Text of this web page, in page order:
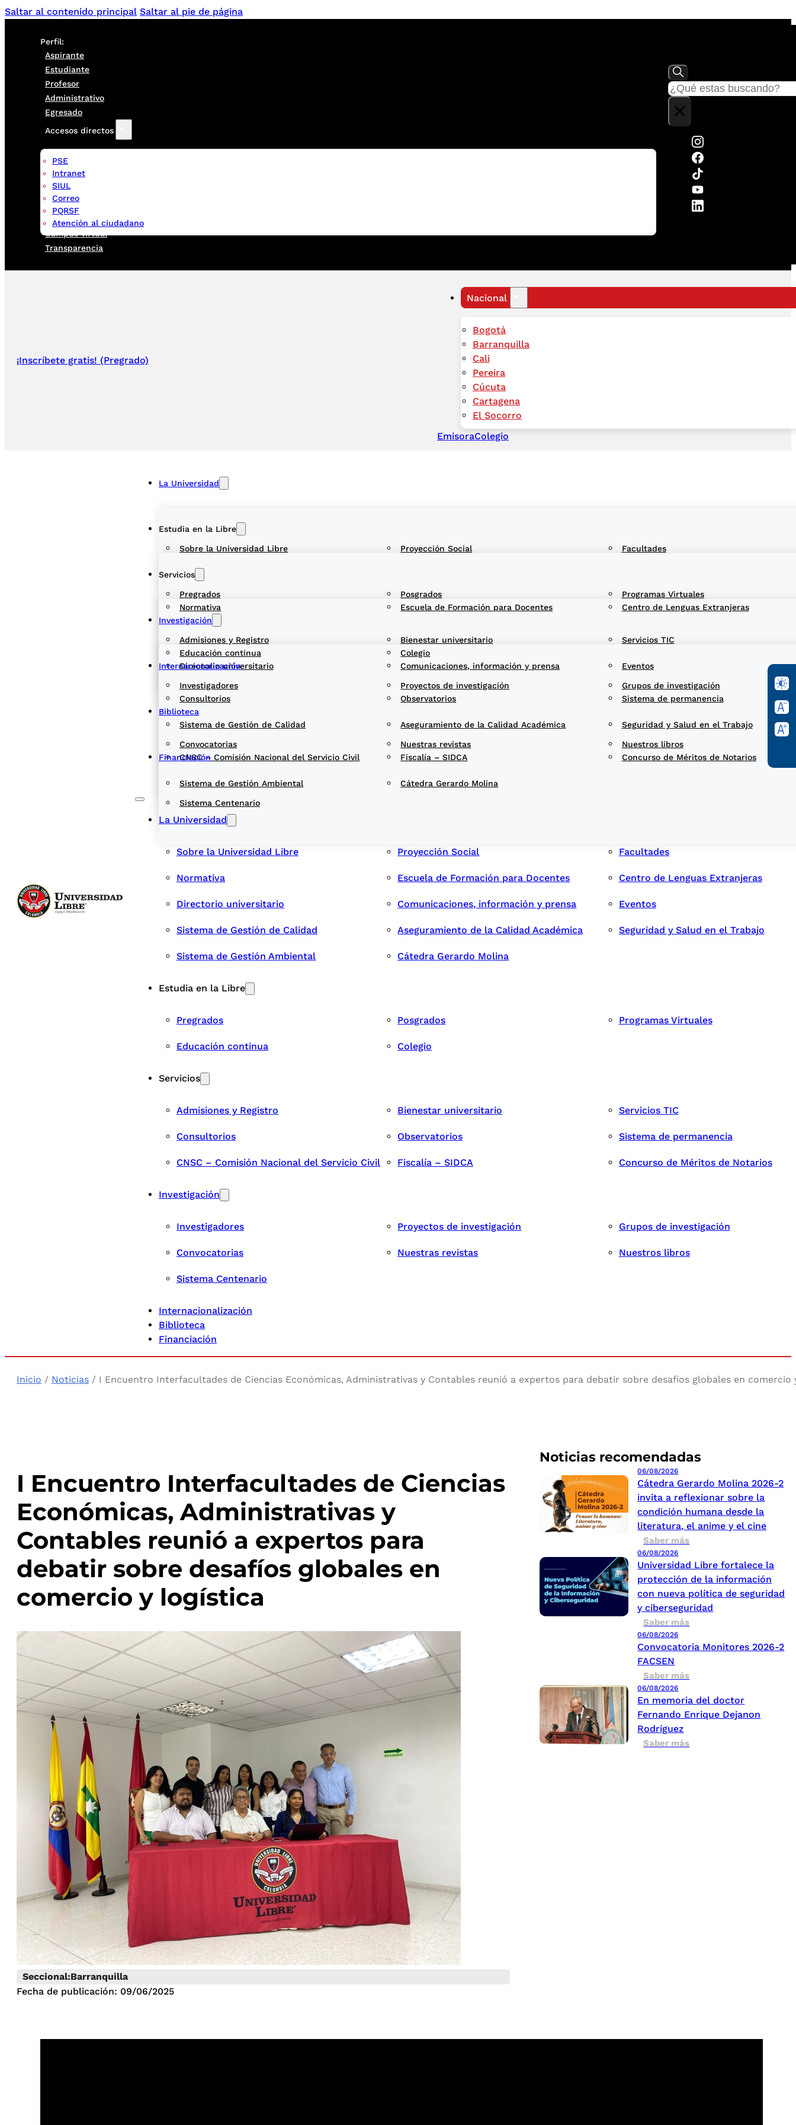
Saltar al contenido principal Saltar al pie de página
Perfil:
Aspirante
Estudiante
Profesor
Administrativo
Egresado
Accesos directos
PSE
Intranet
SIUL
Correo
PQRSF
Atención al ciudadano
Campus virtual
Transparencia
Buscar
×
¡Inscríbete gratis! (Pregrado)
Nacional
Bogotá
Barranquilla
Cali
Pereira
Cúcuta
Cartagena
El Socorro
EmisoraColegio
La Universidad
Sobre la Universidad Libre Proyección Social Facultades
Normativa Escuela de Formación para Docentes Centro de Lenguas Extranjeras
Directorio universitario Comunicaciones, información y prensa Eventos
Sistema de Gestión de Calidad Aseguramiento de la Calidad Académica Seguridad y Salud en el Trabajo
Sistema de Gestión Ambiental Cátedra Gerardo Molina
Estudia en la Libre
Pregrados Posgrados Programas Virtuales
Educación continua Colegio
Servicios
Admisiones y Registro Bienestar universitario Servicios TIC
Consultorios Observatorios Sistema de permanencia
CNSC – Comisión Nacional del Servicio Civil Fiscalía – SIDCA Concurso de Méritos de Notarios
Investigación
Investigadores Proyectos de investigación Grupos de investigación
Convocatorias Nuestras revistas Nuestros libros
Sistema Centenario
Internacionalización
Biblioteca
Financiación
La Universidad
Sobre la Universidad Libre Proyección Social Facultades
Normativa Escuela de Formación para Docentes Centro de Lenguas Extranjeras
Directorio universitario Comunicaciones, información y prensa Eventos
Sistema de Gestión de Calidad Aseguramiento de la Calidad Académica Seguridad y Salud en el Trabajo
Sistema de Gestión Ambiental Cátedra Gerardo Molina
Estudia en la Libre
Pregrados Posgrados Programas Virtuales
Educación continua Colegio
Servicios
Admisiones y Registro Bienestar universitario Servicios TIC
Consultorios Observatorios Sistema de permanencia
CNSC – Comisión Nacional del Servicio Civil Fiscalía – SIDCA Concurso de Méritos de Notarios
Investigación
Investigadores Proyectos de investigación Grupos de investigación
Convocatorias Nuestras revistas Nuestros libros
Sistema Centenario
Internacionalización
Biblioteca
Financiación
Inicio / Noticias / I Encuentro Interfacultades de Ciencias Económicas, Administrativas y Contables reunió a expertos para debatir sobre desafíos globales en comercio
I Encuentro Interfacultades de Ciencias
Económicas, Administrativas y
Contables reunió a expertos para
debatir sobre desafíos globales en
comercio y logística
Seccional:Barranquilla
Fecha de publicación: 09/06/2025
Noticias recomendadas
06/08/2026
Cátedra Gerardo Molina 2026-2
invita a reflexionar sobre la
condición humana desde la
literatura, el anime y el cine
Saber más
06/08/2026
Universidad Libre fortalece la
protección de la información
con nueva política de seguridad
y ciberseguridad
Saber más
06/08/2026
Convocatoria Monitores 2026-2
FACSEN
Saber más
06/08/2026
En memoria del doctor
Fernando Enrique Dejanon
Rodríguez
Saber más